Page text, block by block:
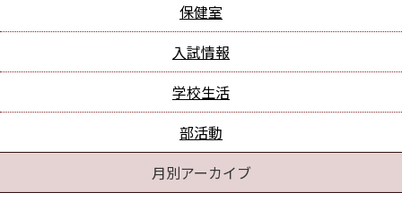
保健室
入試情報
学校生活
部活動
月別アーカイブ